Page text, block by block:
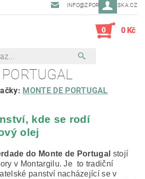
INFO@ZPORTUGALSKA.CZ
0 0 Kč
MONTE DE PORTUGAL
kde se rodí
olej
do Monte de Portugal stojí
v Montargilu. Je to tradiční
panství nacházející se v